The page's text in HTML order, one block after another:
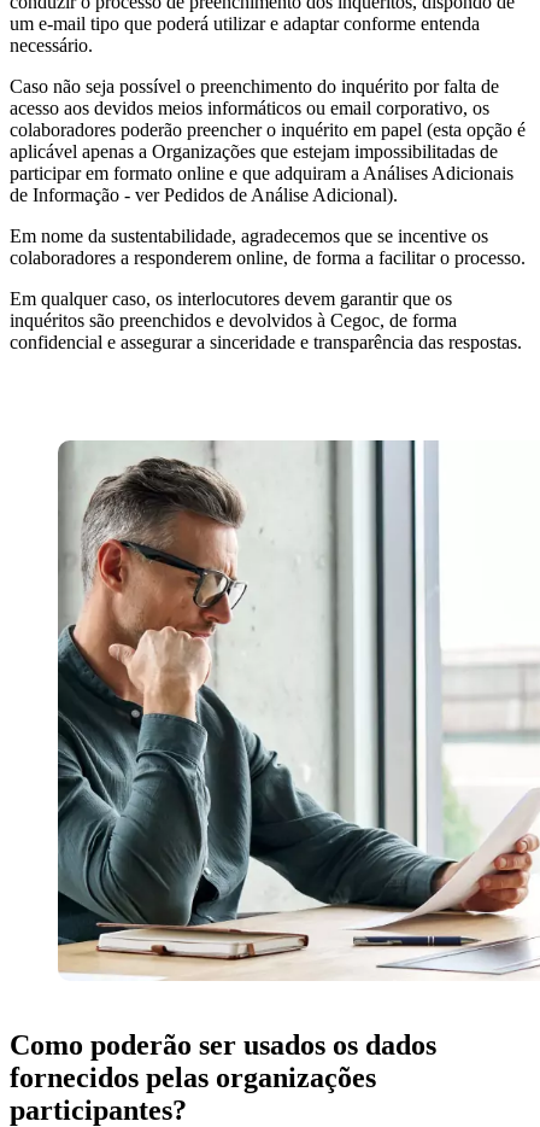
um e-mail tipo que poderá utilizar e adaptar conforme entenda
necessário.
Caso não seja possível o preenchimento do inquérito por falta de
acesso aos devidos meios informáticos ou email corporativo, os
colaboradores poderão preencher o inquérito em papel (esta opção é
aplicável apenas a Organizações que estejam impossibilitadas de
participar em formato online e que adquiram a Análises Adicionais
de Informação - ver Pedidos de Análise Adicional).
Em nome da sustentabilidade, agradecemos que se incentive os
colaboradores a responderem online, de forma a facilitar o processo.
Em qualquer caso, os interlocutores devem garantir que os
inquéritos são preenchidos e devolvidos à Cegoc, de forma
confidencial e assegurar a sinceridade e transparência das respostas.
Como poderão ser usados os dados
fornecidos pelas organizações
participantes?